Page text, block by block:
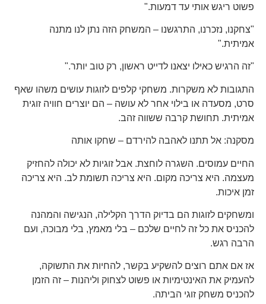
פשוט ריגש אותי עד דמעות."
"צחקנו, נזכרנו, התרגשנו – המשחק הזה נתן לנו מתנה
אמיתית."
"זה הרגיש כאילו יצאנו לדייט ראשון, רק טוב יותר."
התגובות לא משקרות. משחקי קלפים לזוגות עושים משהו שאף
סרט, מסעדה או בילוי אחר לא עושה – הם יוצרים חוויה זוגית
אמיתית. תחושת קרבה ששווה זהב.
מסקנה: אל תתנו לאהבה להירדם – שחקו אותה
החיים עמוסים. השגרה לוחצת. אבל זוגיות לא יכולה להחזיק
מעצמה. היא צריכה מקום. היא צריכה תשומת לב. היא צריכה
זמן איכות.
ומשחקים לזוגות הם בדיוק הדרך הקלילה, הנגישה והמהנה
להכניס את כל זה לחיים שלכם – בלי מאמץ, בלי מבוכה, ועם
הרבה רגש.
אז אם אתם רוצים להשקיע בקשר, להחיות את התשוקה,
להעמיק את האינטימיות או פשוט לצחוק וליהנות – זה הזמן
להכניס משחק זוגי הביתה.